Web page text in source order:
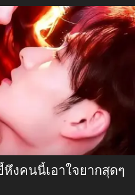
งคนนี้เอาใจยากสุดๆ